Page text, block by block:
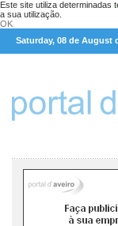
Este site utiliza determinadas
a sua utilização.
OK
Saturday, 08 de August